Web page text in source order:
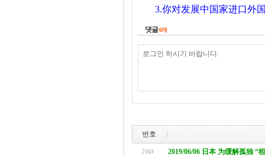
3.你对发展中国家进口外
댓글0개
번호
2163 2019/06/06 日本 为缓解孤独 “